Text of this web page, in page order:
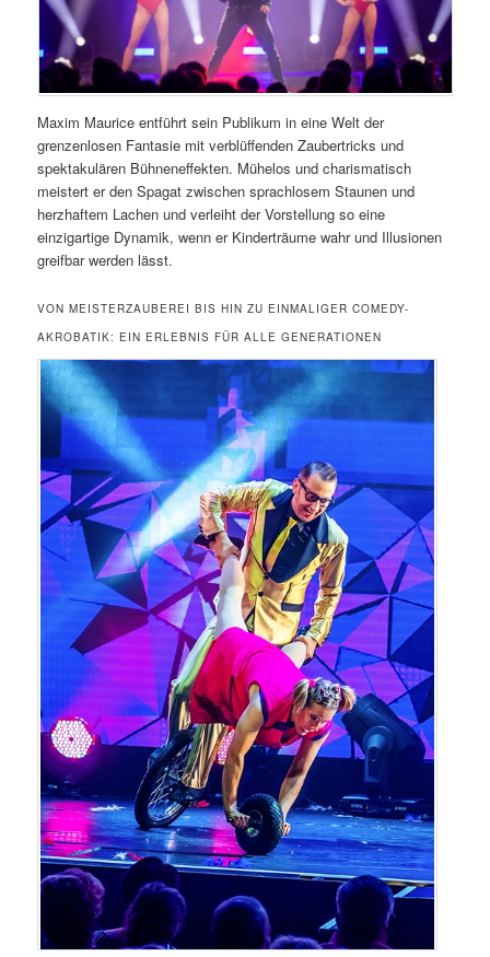
Maxim Maurice entführt sein Publikum in eine Welt der
grenzenlosen Fantasie mit verblüffenden Zaubertricks und
spektakulären Bühneneffekten. Mühelos und charismatisch
meistert er den Spagat zwischen sprachlosem Staunen und
herzhaftem Lachen und verleiht der Vorstellung so eine
einzigartige Dynamik, wenn er Kinderträume wahr und Illusionen
greifbar werden lässt.
VON MEISTERZAUBEREI BIS HIN ZU EINMALIGER COMEDY-
AKROBATIK: EIN ERLEBNIS FÜR ALLE GENERATIONEN